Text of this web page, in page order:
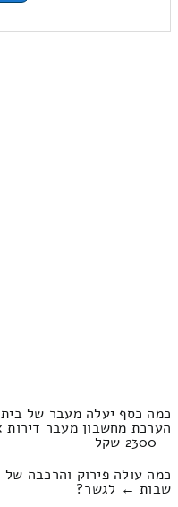
כמה כסף יעלה מעבר של בית 2x חדרים מאלון שבות לגשר?
– 2300 שקל
שבות ← לגשר?